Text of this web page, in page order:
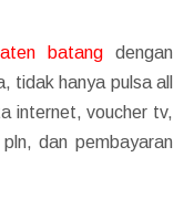
batang dengan
tidak hanya pulsa all
internet, voucher tv,
dan pembayaran